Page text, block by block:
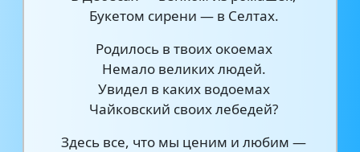
Букетом сирени — в Селтах.
Родилось в твоих окоемах
Немало великих людей.
Увидел в каких водоемах
Чайковский своих лебедей?
Здесь все, что мы ценим и любим —